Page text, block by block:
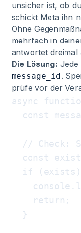
unsicher ist, ob
schickt Meta ihn
Ohne
mehrfach in
antwortet dreimal
Die Lösung: Jede
message_id.
prüfe vor der
async
const
// Check:
const
if
    return;
  }